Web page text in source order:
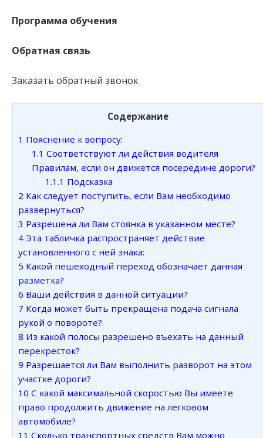
Программа обучения
Обратная связь
Заказать обратный звонок
Содержание
1 Пояснение к вопросу:
1.1 Соответствуют ли действия водителя
Правилам, если он движется посередине дороги?
1.1.1 Подсказка
2 Как следует поступить, если Вам необходимо
развернуться?
3 Разрешена ли Вам стоянка в указанном месте?
4 Эта табличка распространяет действие
установленного с ней знака:
5 Какой пешеходный переход обозначает данная
разметка?
6 Ваши действия в данной ситуации?
7 Когда может быть прекращена подача сигнала
рукой о повороте?
8 Из какой полосы разрешено въехать на данный
перекресток?
9 Разрешается ли Вам выполнить разворот на этом
участке дороги?
10 С какой максимальной скоростью Вы имеете
право продолжить движение на легковом
автомобиле?
11 Сколько транспортных средств Вам можно